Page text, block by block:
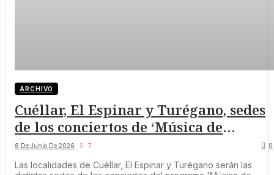
ARCHIVO
Cuéllar, El Espinar y Turégano, sedes
de los conciertos de ‘Música de
Orquesta’ de la Diputación de Segovia
8 De Junio De 2026 7 0
Las localidades de Cuéllar, El Espinar y Turégano serán las